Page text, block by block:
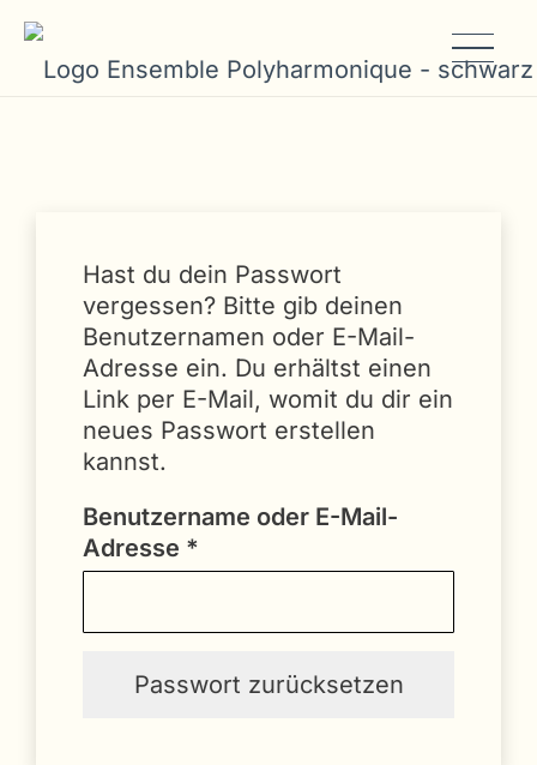
Hast du dein Passwort
vergessen? Bitte gib deinen
Benutzernamen oder E-Mail-
Adresse ein. Du erhältst einen
Link per E-Mail, womit du dir ein
neues Passwort erstellen
kannst.
Benutzername oder E-Mail-
Adresse *
Passwort zurücksetzen